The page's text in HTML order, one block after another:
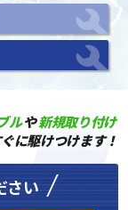
ルや新規取り付け
に駆けつけます！
さい